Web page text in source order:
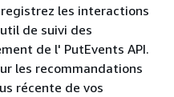
les interactions
de suivi des
de l' PutEvents API.
les recommandations
récente de vos